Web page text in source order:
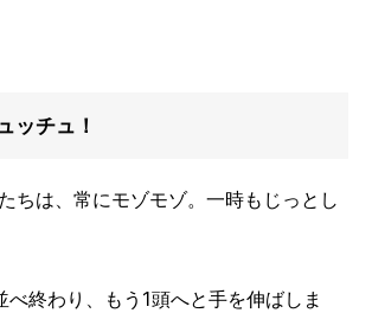
ッチュ！
ちは、常にモゾモゾ。一時もじっとし
終わり、もう1頭へと手を伸ばしま